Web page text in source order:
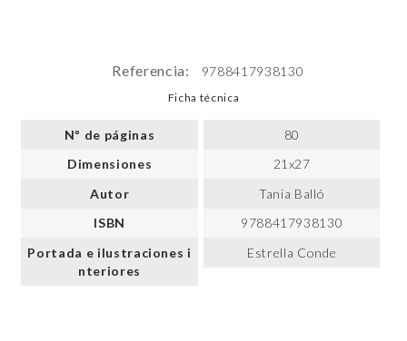
Referencia: 9788417938130
Ficha técnica
Nº de páginas
80
Dimensiones
21x27
Autor
Tania Balló
ISBN
9788417938130
Portada e ilustraciones i
nteriores
Estrella Conde